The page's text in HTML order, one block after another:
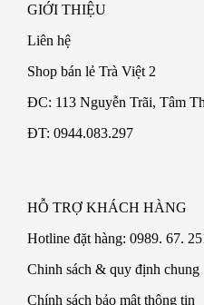
GIỚI THIỆU
Liên hệ
Shop bán lẻ Trà Việt 2
ĐC: 113 Nguyễn Trãi, Tâm
ĐT: 0944.083.297
HỖ TRỢ KHÁCH HÀNG
Hotline đặt hàng: 0989. 67.
Chinh sách & quy định chung
Chính sách bảo mật thông tin